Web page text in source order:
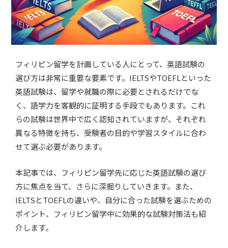
フィリピン留学を計画している人にとって、英語試験の
選び方は非常に重要な要素です。IELTSやTOEFLといった
英語試験は、留学や就職の際に必要とされるだけでな
く、語学力を客観的に証明する手段でもあります。これ
らの試験は世界中で広く認知されていますが、それぞれ
異なる特徴を持ち、受験者の目的や学習スタイルに合わ
せて選ぶ必要があります。
本記事では、フィリピン留学先に応じた英語試験の選び
方に焦点を当て、さらに深掘りしていきます。また、
IELTSとTOEFLの違いや、自分に合った試験を選ぶための
ポイント、フィリピン留学中に効果的な試験対策法も紹
介します。